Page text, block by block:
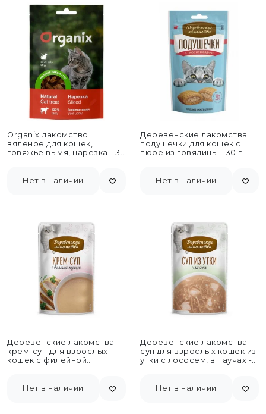
Organix лакомство
вяленое для кошек,
говяжье вымя, нарезка - 30
Нет в наличии
Деревенские лакомства
подушечки для кошек с
пюре из говядины - 30 г
Нет в наличии
Деревенские лакомства
крем-суп для взрослых
кошек с филейной
Нет в наличии
Деревенские лакомства
суп для взрослых кошек из
утки с лососем, в паучах -
Нет в наличии